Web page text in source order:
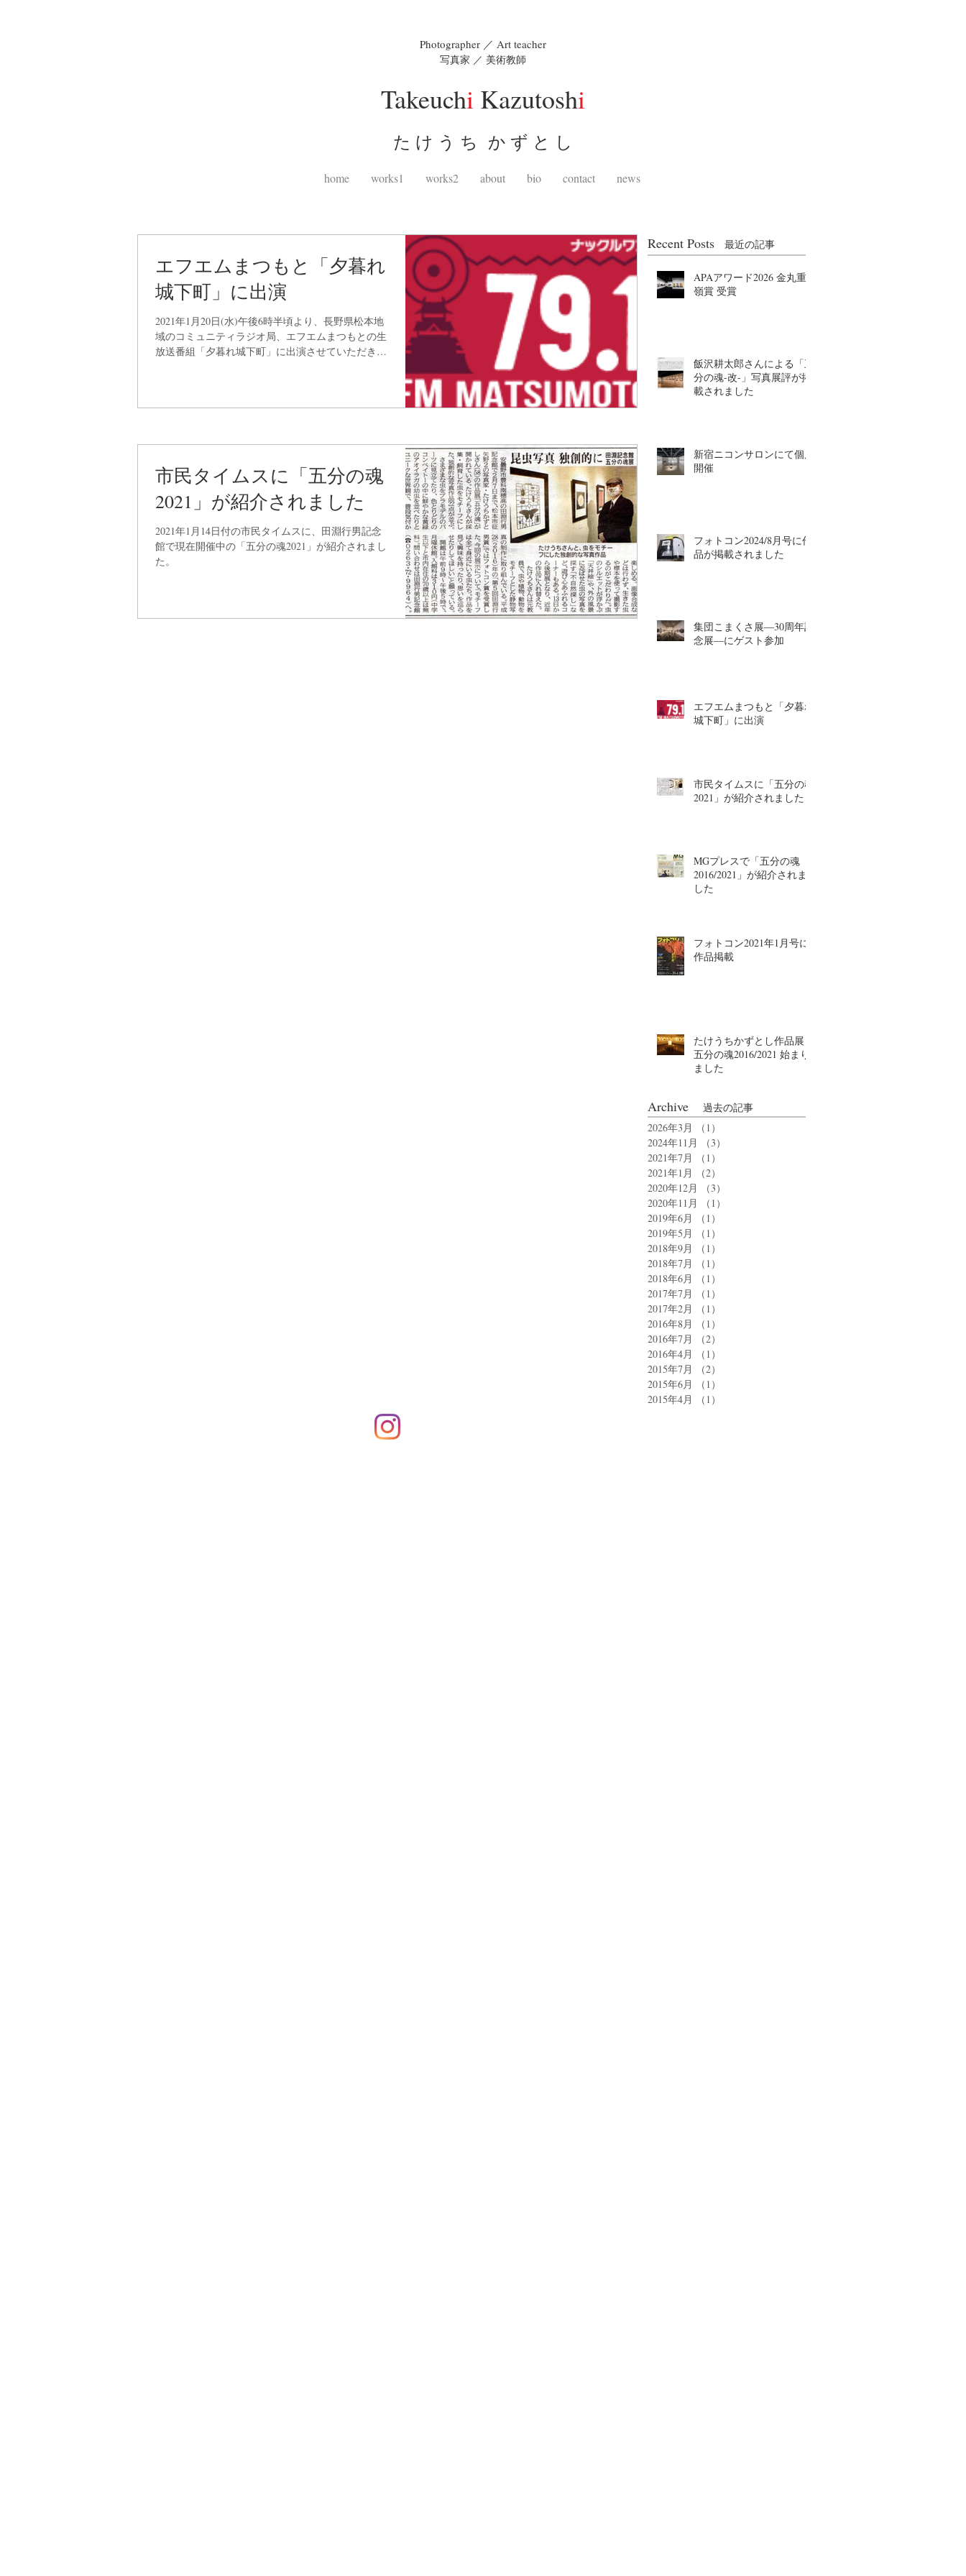
Photographer ／ Art teacher
写真家 ／ 美術教師
Takeuchi Kazutoshi
た け う ち か ず と し
home works1 works2 about bio contact news
エフエムまつもと「夕暮れ
城下町」に出演
2021年1月20日(水)午後6時半頃より、長野県松本地
域のコミュニティラジオ局、エフエムまつもとの生
放送番組「夕暮れ城下町」に出演させていただきま
市民タイムスに「五分の魂
2021」が紹介されました
2021年1月14日付の市民タイムスに、田淵行男記念
館で現在開催中の「五分の魂2021」が紹介されまし
た。
Recent Posts 最近の記事
APAアワード2026 金丸重
嶺賞 受賞
飯沢耕太郎さんによる「五
分の魂-改-」写真展評が掲
載されました
新宿ニコンサロンにて個展
開催
フォトコン2024/8月号に作
品が掲載されました
集団こまくさ展―30周年記
念展―にゲスト参加
エフエムまつもと「夕暮れ
城下町」に出演
市民タイムスに「五分の魂
2021」が紹介されました
MGプレスで「五分の魂
2016/2021」が紹介されま
した
フォトコン2021年1月号に
作品掲載
たけうちかずとし作品展
五分の魂2016/2021 始まり
ました
Archive
過去の記事
2026年3月
（1）
2024年11月
（3）
2021年7月
（1）
2021年1月
（2）
2020年12月
（3）
2020年11月
（1）
2019年6月
（1）
2019年5月
（1）
2018年9月
（1）
2018年7月
（1）
2018年6月
（1）
2017年7月
（1）
2017年2月
（1）
2016年8月
（1）
2016年7月
（2）
2016年4月
（1）
2015年7月
（2）
2015年6月
（1）
2015年4月
（1）